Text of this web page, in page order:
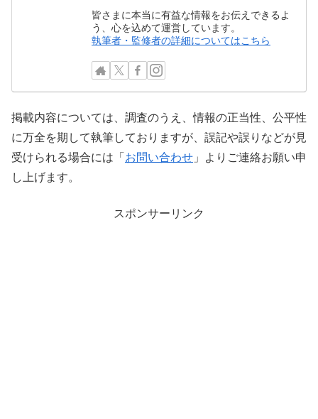
皆さまに本当に有益な情報をお伝えできるよ
う、心を込めて運営しています。
執筆者・監修者の詳細についてはこちら
掲載内容については、調査のうえ、情報の正当性、公平性
に万全を期して執筆しておりますが、誤記や誤りなどが見
受けられる場合には「 お問い合わせ 」よりご連絡お願い申
し上げます。
スポンサーリンク